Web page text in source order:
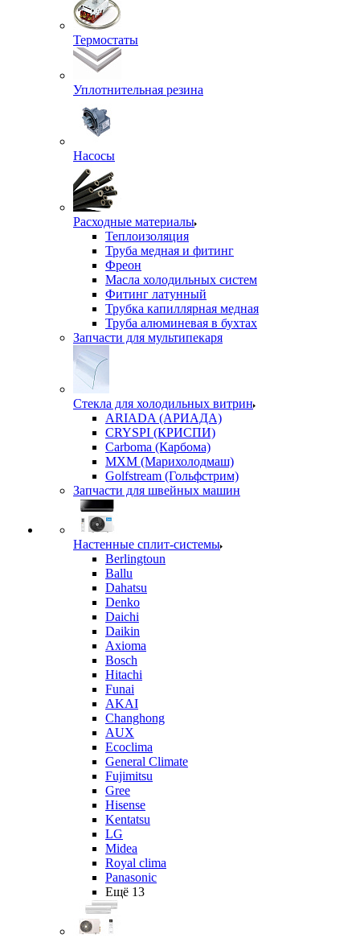
Термостаты
Уплотнительная резина
Насосы
Расходные материалы
Теплоизоляция
Труба медная и фитинг
Фреон
Масла холодильных систем
Фитинг латунный
Трубка капиллярная медная
Труба алюминевая в бухтах
Запчасти для мультипекаря
Стекла для холодильных витрин
ARIADA (АРИАДА)
CRYSPI (КРИСПИ)
Carboma (Карбома)
MXM (Марихолодмаш)
Golfstream (Гольфстрим)
Запчасти для швейных машин
Настенные сплит-системы
Berlingtoun
Ballu
Dahatsu
Denko
Daichi
Daikin
Axioma
Bosch
Hitachi
Funai
AKAI
Changhong
AUX
Ecoclima
General Climate
Fujimitsu
Gree
Hisense
Kentatsu
LG
Midea
Royal clima
Panasonic
Ещё 13